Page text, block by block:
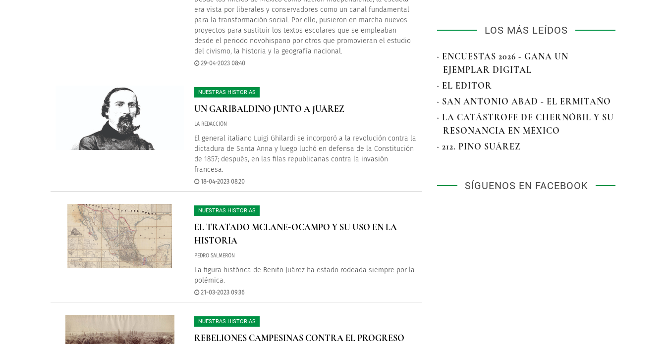
era vista por liberales y conservadores como un canal fundamental
para la transformación social. Por ello, pusieron en marcha nuevos
proyectos para sustituir los textos escolares que se empleaban
desde el periodo novohispano por otros que promovieran el estudio
del civismo, la historia y la geografía nacional.
29-04-2023 08:40
NUESTRAS HISTORIAS
UN GARIBALDINO JUNTO A JUÁREZ
LA REDACCIÓN
El general italiano Luigi Ghilardi se incorporó a la revolución contra la
dictadura de Santa Anna y luego luchó en defensa de la Constitución
de 1857; después, en las filas republicanas contra la invasión
francesa.
18-04-2023 08:20
NUESTRAS HISTORIAS
EL TRATADO MCLANE-OCAMPO Y SU USO EN LA
HISTORIA
PEDRO SALMERÓN
La figura histórica de Benito Juárez ha estado rodeada siempre por la
polémica.
21-03-2023 09:36
NUESTRAS HISTORIAS
REBELIONES CAMPESINAS CONTRA EL PROGRESO
LOS MÁS LEÍDOS
· ENCUESTAS 2026 - GANA UN
EJEMPLAR DIGITAL
· EL EDITOR
· SAN ANTONIO ABAD - EL ERMITAÑO
· LA CATÁSTROFE DE CHERNÓBIL Y SU
RESONANCIA EN MÉXICO
· 212. PINO SUÁREZ
SÍGUENOS EN FACEBOOK